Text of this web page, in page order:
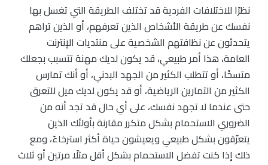
نظرًا للاختلافات الفردية قد تختلف الطريقة التي تغسل بها
نفسك عن طريقة الأشخاص الذين تعرفهم، أو الذين تراهم
يتحدثون عن نظافتهم الشخصية على منتديات الإنترنت
العامة، هذا أمر طبيعي، قد يكون لديك مهنة تتسبب بجعلك
متسخًا، أو تتطلب الكثير من الجهد البدني، أو أنك تمارس
الكثير من التمارين الرياضية، أو قد يكون لديك ميل للتعرق
حتى عندما لا تجهد نفسك، على أي حال قد تجد أنه من
الضروري الاستحمام بشكل متكرر مقارنة بأولئك الذين
يتعرّقون بشكل طبيعي ويعيشون حياة أكثر استرخاءً، ومع
ذلك إذا كنت تفضل الاستحمام بشكل أقل مثلًا مرتين أو ثلاث